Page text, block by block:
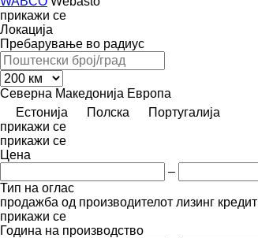
прикажи се
Локација
Пребарување во радиус
Северна Македонија Европа
Естонија
Полска
Португалија
прикажи се
прикажи се
Цена
–
Тип на оглас
продажба од производителот лизинг кредит
прикажи се
Година на производство